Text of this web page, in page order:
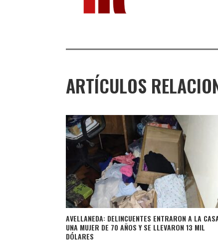
ARTÍCULOS
AVELLANEDA: DELINCUENTES ENTRARON A LA
UNA MUJER DE 70 AÑOS Y SE LLEVARON 13 MIL
DÓLARES